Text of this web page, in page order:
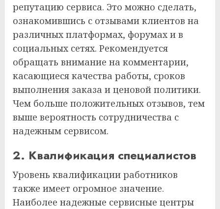
репутацию сервиса. Это можно сделать,
ознакомившись с отзывами клиентов на
различных платформах, форумах и в
социальных сетях. Рекомендуется
обращать внимание на комментарии,
касающиеся качества работы, сроков
выполнения заказа и ценовой политики.
Чем больше положительных отзывов, тем
выше вероятность сотрудничества с
надежным сервисом.
2. Квалификация специалистов
Уровень квалификации работников
также имеет огромное значение.
Наиболее надежные сервисные центры